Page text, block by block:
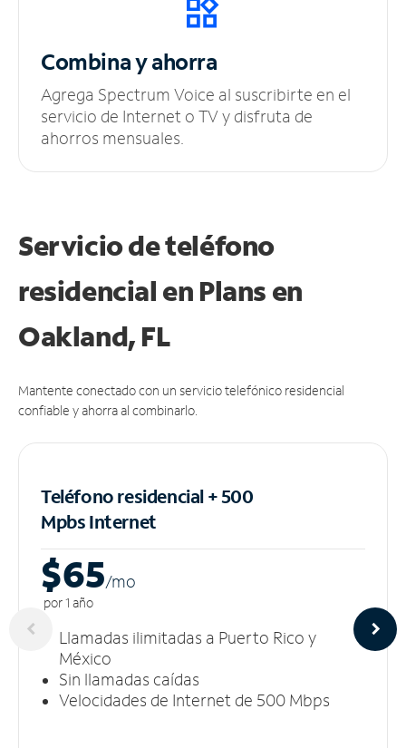
Combina y ahorra
Agrega Spectrum Voice al suscribirte en el
servicio de Internet o TV y disfruta de
ahorros mensuales.
Servicio de teléfono
residencial en Plans en
Oakland, FL
Mantente conectado con un servicio telefónico residencial
confiable y ahorra al combinarlo.
Teléfono residencial + 500
MpbsInternet
$65/mo
por 1 año
Llamadas ilimitadas a Puerto Rico y
México
Sin llamadas caídas
Velocidades de Internet de 500 Mbps